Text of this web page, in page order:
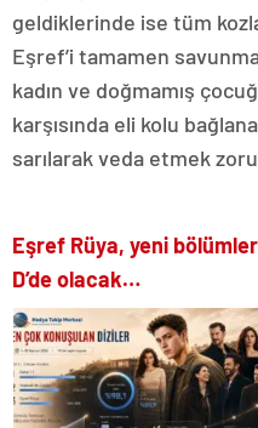
geldiklerinde ise tüm
Eşref’i tamamen
kadın ve doğmamış
karşısında eli kolu
sarılarak veda etmek
Eşref Rüya, yeni
D’de olacak…